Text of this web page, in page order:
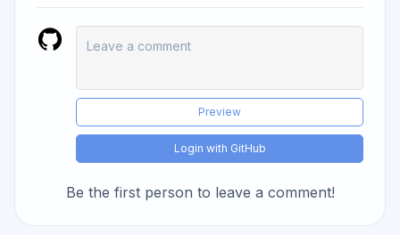
Preview
Login with GitHub
Be the first person to leave a comment!